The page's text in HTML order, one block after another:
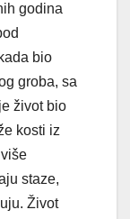
godina
bio
groba, sa
život bio
kosti iz
staze,
Život